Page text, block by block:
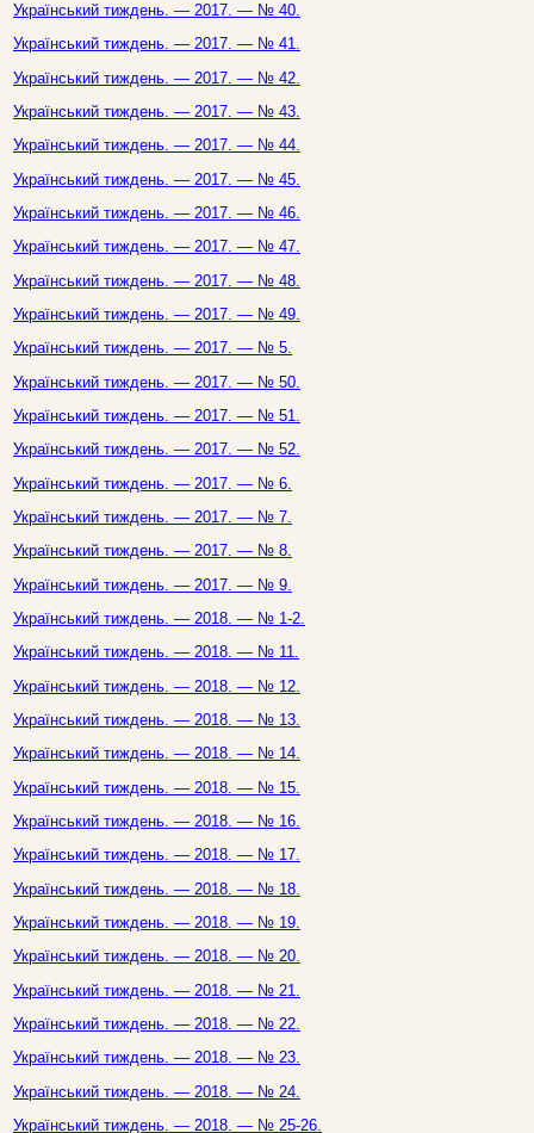
Український тиждень. — 2017. — № 40.
Український тиждень. — 2017. — № 41.
Український тиждень. — 2017. — № 42.
Український тиждень. — 2017. — № 43.
Український тиждень. — 2017. — № 44.
Український тиждень. — 2017. — № 45.
Український тиждень. — 2017. — № 46.
Український тиждень. — 2017. — № 47.
Український тиждень. — 2017. — № 48.
Український тиждень. — 2017. — № 49.
Український тиждень. — 2017. — № 5.
Український тиждень. — 2017. — № 50.
Український тиждень. — 2017. — № 51.
Український тиждень. — 2017. — № 52.
Український тиждень. — 2017. — № 6.
Український тиждень. — 2017. — № 7.
Український тиждень. — 2017. — № 8.
Український тиждень. — 2017. — № 9.
Український тиждень. — 2018. — № 1-2.
Український тиждень. — 2018. — № 11.
Український тиждень. — 2018. — № 12.
Український тиждень. — 2018. — № 13.
Український тиждень. — 2018. — № 14.
Український тиждень. — 2018. — № 15.
Український тиждень. — 2018. — № 16.
Український тиждень. — 2018. — № 17.
Український тиждень. — 2018. — № 18.
Український тиждень. — 2018. — № 19.
Український тиждень. — 2018. — № 20.
Український тиждень. — 2018. — № 21.
Український тиждень. — 2018. — № 22.
Український тиждень. — 2018. — № 23.
Український тиждень. — 2018. — № 24.
Український тиждень. — 2018. — № 25-26.